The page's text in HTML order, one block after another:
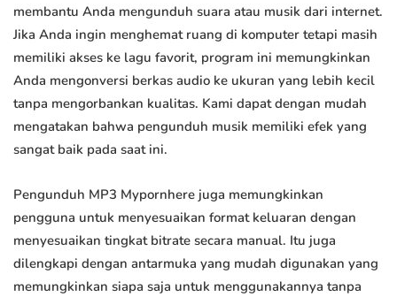
membantu Anda mengunduh suara atau musik dari internet.
Jika Anda ingin menghemat ruang di komputer tetapi masih
memiliki akses ke lagu favorit, program ini memungkinkan
Anda mengonversi berkas audio ke ukuran yang lebih kecil
tanpa mengorbankan kualitas. Kami dapat dengan mudah
mengatakan bahwa pengunduh musik memiliki efek yang
sangat baik pada saat ini.
Pengunduh MP3 Mypornhere juga memungkinkan
pengguna untuk menyesuaikan format keluaran dengan
menyesuaikan tingkat bitrate secara manual. Itu juga
dilengkapi dengan antarmuka yang mudah digunakan yang
memungkinkan siapa saja untuk menggunakannya tanpa